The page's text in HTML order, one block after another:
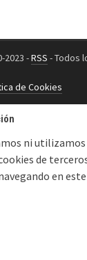
2023 -RSS - Todos
de Cookies
ni
de
en